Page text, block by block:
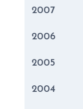
2007
2006
2005
2004